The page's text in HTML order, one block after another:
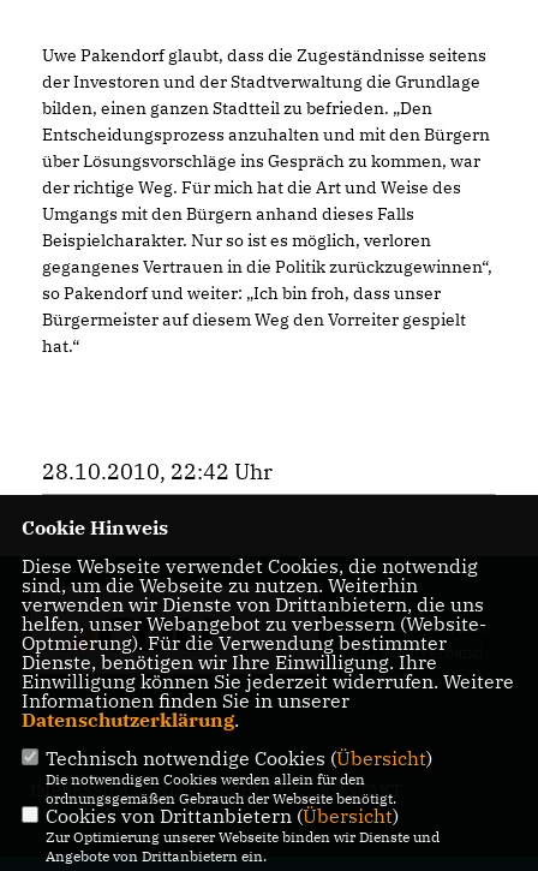
Uwe Pakendorf glaubt, dass die Zugeständnisse seitens
der Investoren und der Stadtverwaltung die Grundlage
bilden, einen ganzen Stadtteil zu befrieden. „Den
Entscheidungsprozess anzuhalten und mit den Bürgern
über Lösungsvorschläge ins Gespräch zu kommen, war
der richtige Weg. Für mich hat die Art und Weise des
Umgangs mit den Bürgern anhand dieses Falls
Beispielcharakter. Nur so ist es möglich, verloren
gegangenes Vertrauen in die Politik zurückzugewinnen“,
so Pakendorf und weiter: „Ich bin froh, dass unser
Bürgermeister auf diesem Weg den Vorreiter gespielt
hat.“
28.10.2010, 22:42 Uhr
Herzlich
Willkommen beim
CDU Stadtverband
Rösrath
IMPRESSUM DATENSCHUTZ KONTAKT
Cookie Hinweis
Diese Webseite verwendet Cookies, die notwendig
sind, um die Webseite zu nutzen. Weiterhin
verwenden wir Dienste von Drittanbietern, die uns
helfen, unser Webangebot zu verbessern (Website-
Optmierung). Für die Verwendung bestimmter
Dienste, benötigen wir Ihre Einwilligung. Ihre
Einwilligung können Sie jederzeit widerrufen. Weitere
Informationen finden Sie in unserer
Datenschutzerklärung.
Technisch notwendige Cookies (Übersicht)
Die notwendigen Cookies werden allein für den
ordnungsgemäßen Gebrauch der Webseite benötigt.
Cookies von Drittanbietern (Übersicht)
Zur Optimierung unserer Webseite binden wir Dienste und
Angebote von Drittanbietern ein.